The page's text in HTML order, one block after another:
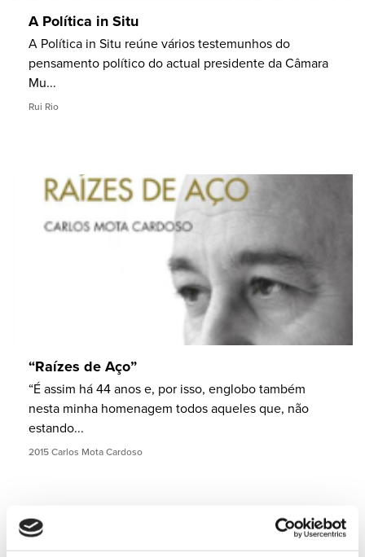
A Política in Situ
A Política in Situ reúne vários testemunhos do
pensamento político do actual presidente da Câmara
Mu...
Rui Rio
“Raízes de Aço”
“É assim há 44 anos e, por isso, englobo também
nesta minha homenagem todos aqueles que, não
estando...
2015 Carlos Mota Cardoso